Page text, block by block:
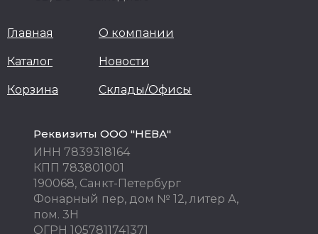
Главная
Каталог
Корзина
О компании
Новости
Склады/Офисы
Реквизиты ООО "НЕВА"
ИНН 7839318164
КПП 783801001
190068, Санкт-Петербург
Фонарный пер, дом № 12, литер А,
пом. 3Н
ОГРН 1057811741371